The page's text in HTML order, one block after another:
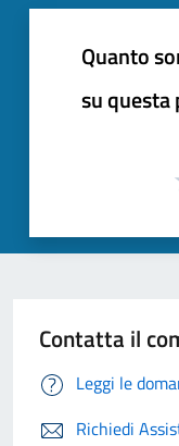
Quanto
su questa
Contatta il
Leggi le
Richiedi